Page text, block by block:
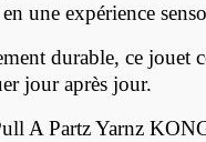
une expérience
durable, ce jouet
jour après jour.
A Partz Yarnz